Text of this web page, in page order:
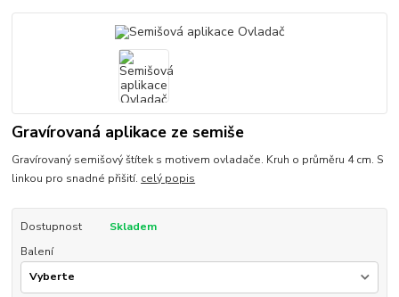
Gravírovaná aplikace ze semiše
Gravírovaný semišový štítek s motivem ovladače. Kruh o průměru 4 cm. S
linkou pro snadné přišití. celý popis
Dostupnost
Skladem
Balení